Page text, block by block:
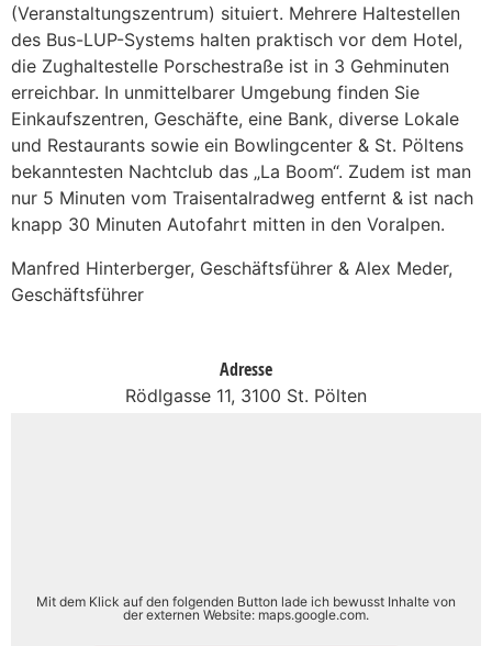
(Veranstaltungszentrum) situiert. Mehrere Haltestellen
des Bus-LUP-Systems halten praktisch vor dem Hotel,
die Zughaltestelle Porschestraße ist in 3 Gehminuten
erreichbar. In unmittelbarer Umgebung finden Sie
Einkaufszentren, Geschäfte, eine Bank, diverse Lokale
und Restaurants sowie ein Bowlingcenter & St. Pöltens
bekanntesten Nachtclub das „La Boom“. Zudem ist man
nur 5 Minuten vom Traisentalradweg entfernt & ist nach
knapp 30 Minuten Autofahrt mitten in den Voralpen.
Manfred Hinterberger, Geschäftsführer & Alex Meder,
Geschäftsführer
Adresse
Rödlgasse 11, 3100 St. Pölten
Mit dem Klick auf den folgenden Button lade ich bewusst Inhalte von
der externen Website: maps.google.com.